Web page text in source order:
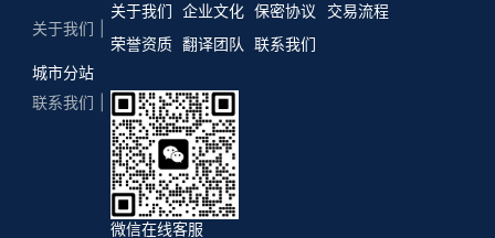
关于我们
关于我们 企业文化 保密协议
交易流程
荣誉资质 翻译团队
联系我们
城市分站
联系我们
微信在线客服